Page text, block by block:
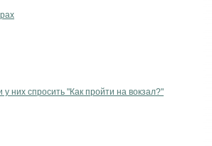
них спросить "Как пройти на вокзал?"